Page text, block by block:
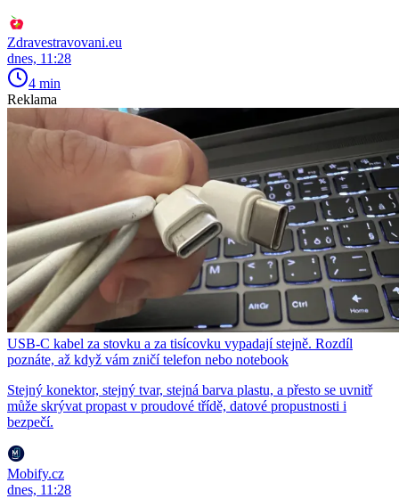
Zdravestravovani.eu
dnes, 11:28
4 min
Reklama
USB-C kabel za stovku a za tisícovku vypadají stejně. Rozdíl
poznáte, až když vám zničí telefon nebo notebook
Stejný konektor, stejný tvar, stejná barva plastu, a přesto se uvnitř
může skrývat propast v proudové třídě, datové propustnosti i
bezpečí.
Mobify.cz
dnes, 11:28